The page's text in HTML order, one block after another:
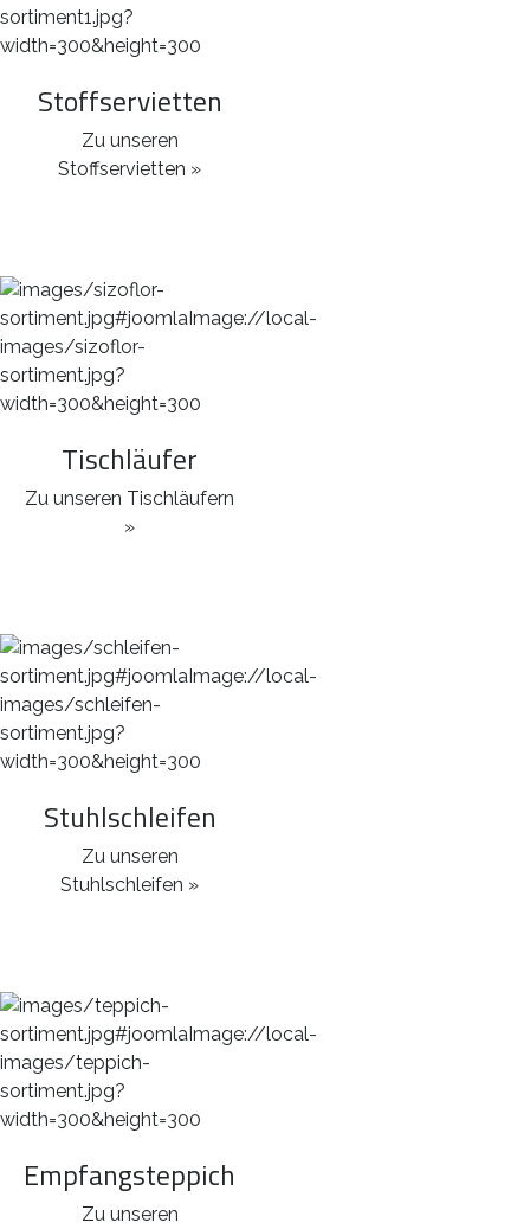
Stoffservietten
Zu unseren
Stoffservietten »
Tischläufer
Zu unseren Tischläufern
»
Stuhlschleifen
Zu unseren
Stuhlschleifen »
Empfangsteppich
Zu unseren